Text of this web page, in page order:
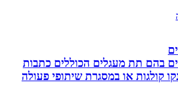
תת מעגלים הכוללים כתבות
או במסגרת שיתופי פעולה